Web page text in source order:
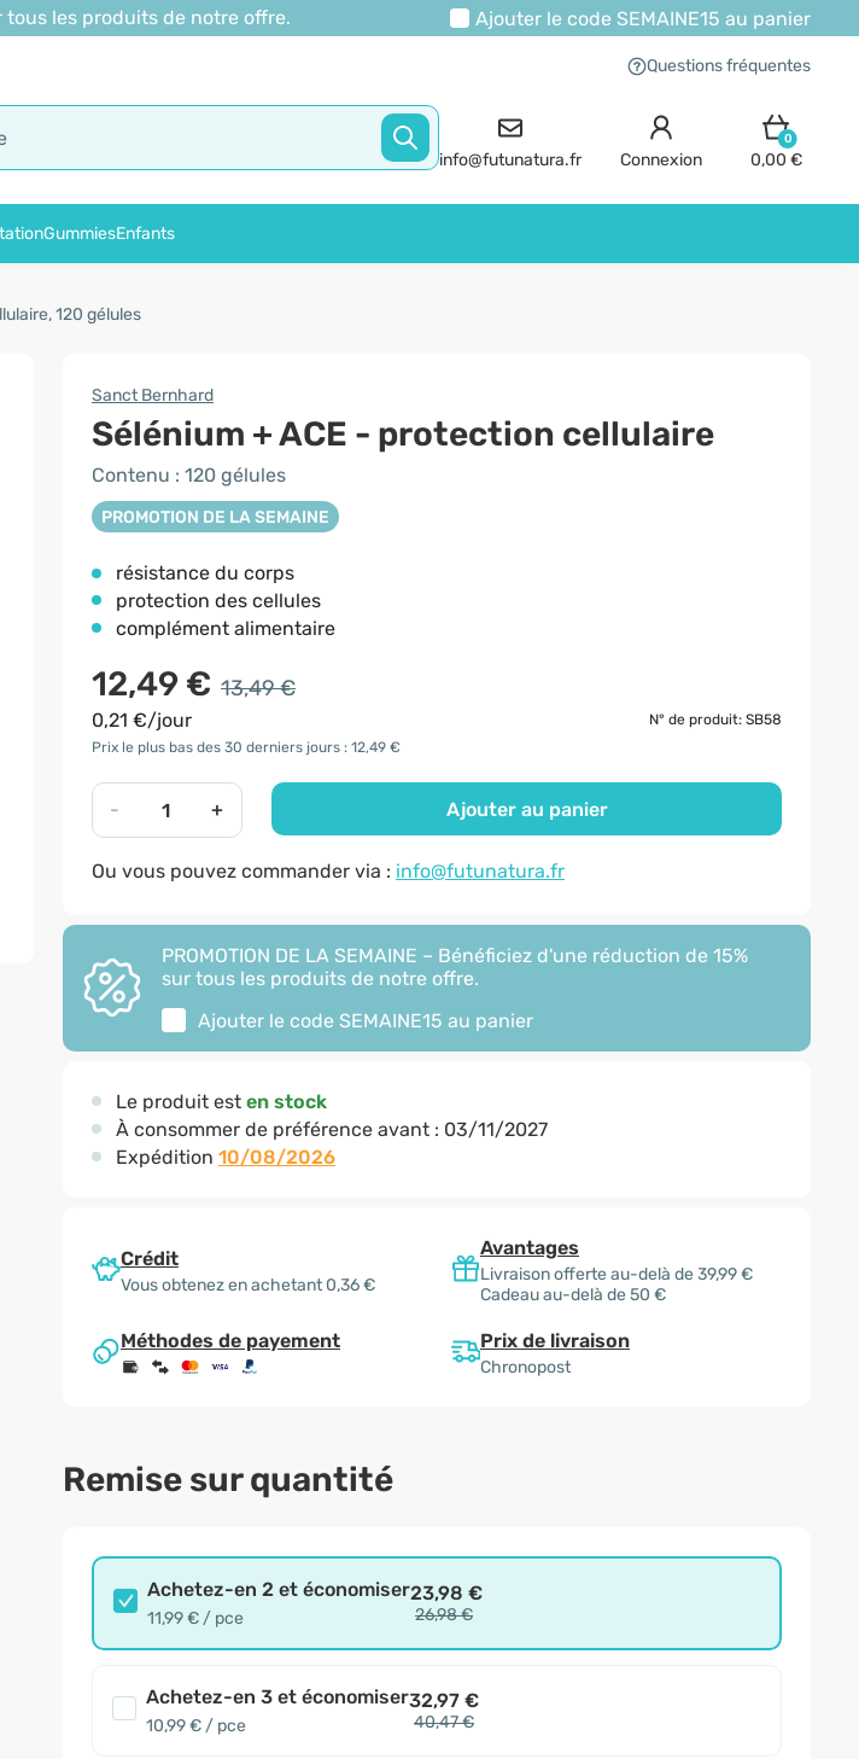
tous les produits de notre offre. Ajouter le code SEMAINE15 au panier
Questions fréquentes
info@futunatura.fr Connexion
0
0,00 €
GummiesEnfants
120 gélules
Sanct Bernhard
Sélénium + ACE - protection cellulaire
Contenu : 120 gélules
PROMOTION DE LA SEMAINE
résistance du corps
protection des cellules
complément alimentaire
12,49 € 13,49 €
0,21 €/jour
N° de produit: SB58
Prix le plus bas des 30 derniers jours : 12,49 €
- + Ajouter au panier
Ou vous pouvez commander via : info@futunatura.fr
PROMOTION DE LA SEMAINE – Bénéficiez d'une réduction de 15%
sur tous les produits de notre offre.
Ajouter le code SEMAINE15 au panier
Le produit est en stock
À consommer de préférence avant : 03/11/2027
Expédition 10/08/2026
Crédit
Vous obtenez en achetant 0,36 €
Avantages
Livraison offerte au-delà de 39,99 €
Cadeau au-delà de 50 €
Méthodes de payement Prix de livraison
Chronopost
Remise sur quantité
Achetez-en 2 et économiser
11,99 € / pce
23,98 €
26,98 €
Achetez-en 3 et économiser
10,99 € / pce
32,97 €
40,47 €